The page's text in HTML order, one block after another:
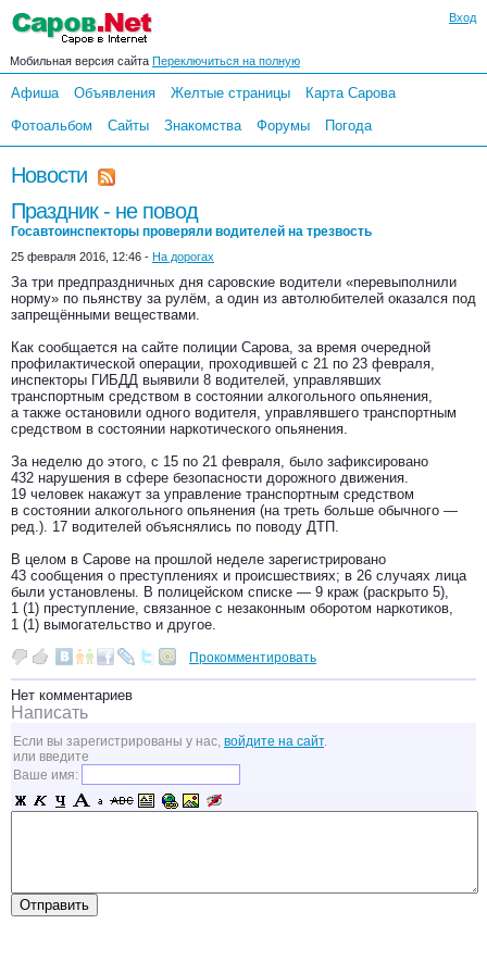
Вход
Мобильная версия сайта Переключиться на полную
Афиша Объявления Желтые страницы
Карта Сарова
Фотоальбом
Сайты Знакомства Форумы Погода
Новости
Праздник - не повод
Госавтоинспекторы проверяли водителей на трезвость
25 февраля 2016, 12:46 - На дорогах
За три предпраздничных дня саровские водители «перевыполнили
норму» по пьянству за рулём, а один из автолюбителей оказался под
запрещёнными веществами.
Как сообщается на сайте полиции Сарова, за время очередной
профилактической операции, проходившей с 21 по 23 февраля,
инспекторы ГИБДД выявили 8 водителей, управлявших
транспортным средством в состоянии алкогольного опьянения,
а также остановили одного водителя, управлявшего транспортным
средством в состоянии наркотического опьянения.
За неделю до этого, с 15 по 21 февраля, было зафиксировано
432 нарушения в сфере безопасности дорожного движения.
19 человек накажут за управление транспортным средством
в состоянии алкогольного опьянения (на треть больше обычного —
ред.). 17 водителей объяснялись по поводу ДТП.
В целом в Сарове на прошлой неделе зарегистрировано
43 сообщения о преступлениях и происшествиях; в 26 случаях лица
были установлены. В полицейском списке — 9 краж (раскрыто 5),
1 (1) преступление, связанное с незаконным оборотом наркотиков,
1 (1) вымогательство и другое.
Прокомментировать
Нет комментариев
Написать
Если вы зарегистрированы у нас, войдите на сайт.
или введите
Ваше имя: